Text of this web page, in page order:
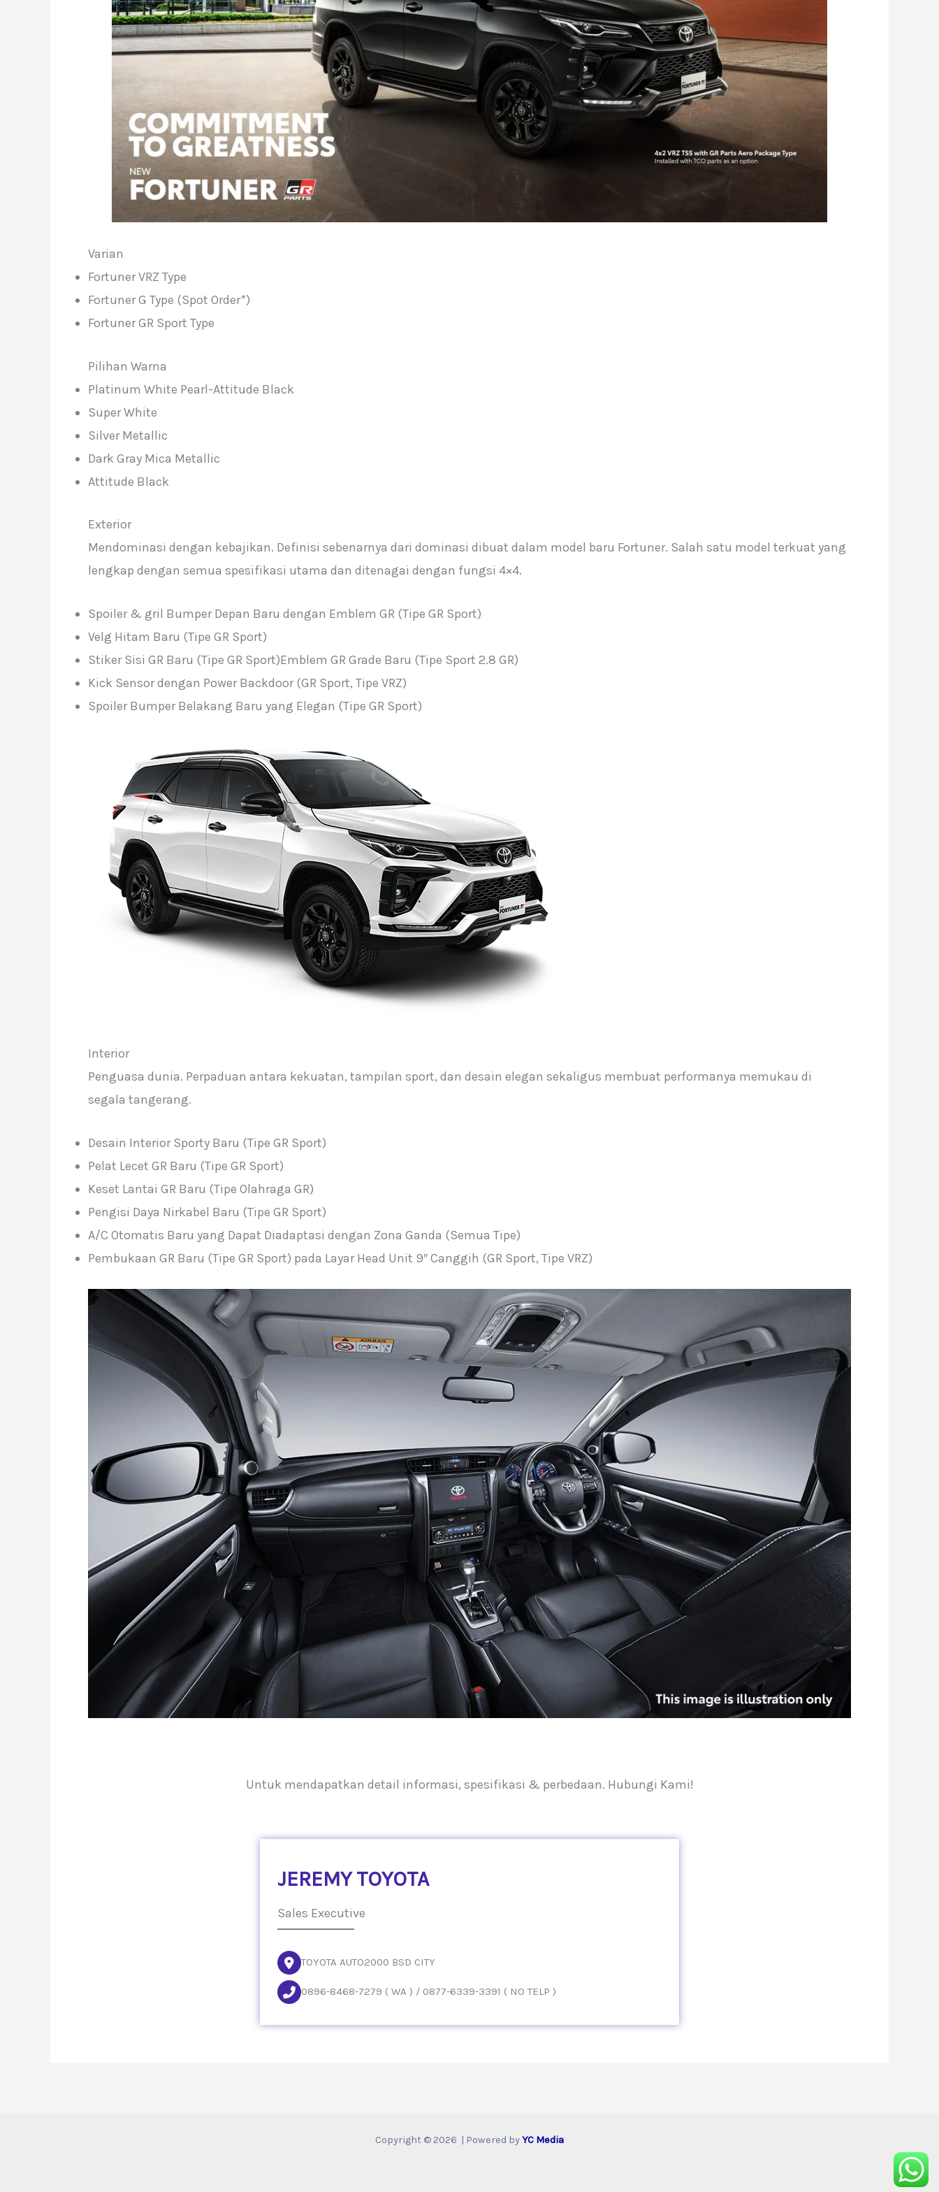
Varian
Fortuner VRZ Type
Fortuner G Type (Spot Order*)
Fortuner GR Sport Type
Pilihan Warna
Platinum White Pearl-Attitude Black
Super White
Silver Metallic
Dark Gray Mica Metallic
Attitude Black
Exterior
Mendominasi dengan kebajikan. Definisi sebenarnya dari dominasi dibuat dalam model baru Fortuner. Salah satu model terkuat yang
lengkap dengan semua spesifikasi utama dan ditenagai dengan fungsi 4×4.
Spoiler & gril Bumper Depan Baru dengan Emblem GR (Tipe GR Sport)
Velg Hitam Baru (Tipe GR Sport)
Stiker Sisi GR Baru (Tipe GR Sport)Emblem GR Grade Baru (Tipe Sport 2.8 GR)
Kick Sensor dengan Power Backdoor (GR Sport, Tipe VRZ)
Spoiler Bumper Belakang Baru yang Elegan (Tipe GR Sport)
Interior
Penguasa dunia. Perpaduan antara kekuatan, tampilan sport, dan desain elegan sekaligus membuat performanya memukau di
segala tangerang.
Desain Interior Sporty Baru (Tipe GR Sport)
Pelat Lecet GR Baru (Tipe GR Sport)
Keset Lantai GR Baru (Tipe Olahraga GR)
Pengisi Daya Nirkabel Baru (Tipe GR Sport)
A/C Otomatis Baru yang Dapat Diadaptasi dengan Zona Ganda (Semua Tipe)
Pembukaan GR Baru (Tipe GR Sport) pada Layar Head Unit 9″ Canggih (GR Sport, Tipe VRZ)
Untuk mendapatkan detail informasi, spesifikasi & perbedaan. Hubungi Kami!
JEREMY TOYOTA
Sales Executive
TOYOTA AUTO2000 BSD CITY
0896-8468-7279 ( WA ) / 0877-6339-3391 ( NO TELP )
Copyright © 2026 | Powered byYC Media